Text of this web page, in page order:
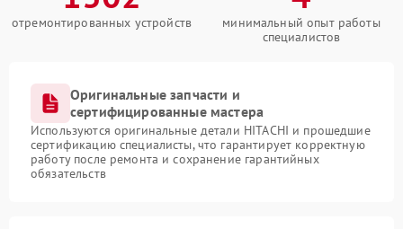
отремонтированных устройств
минимальный опыт работы
специалистов
Оригинальные запчасти и
сертифицированные мастера
Используются оригинальные детали HITACHI и прошедшие
сертификацию специалисты, что гарантирует корректную
работу после ремонта и сохранение гарантийных
обязательств